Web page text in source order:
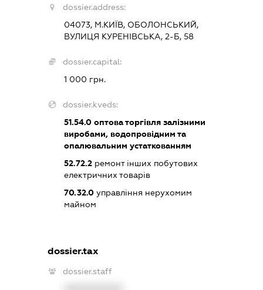
dossier.address:
04073, М.КИЇВ, ОБОЛОНСЬКИЙ,
ВУЛИЦЯ КУРЕНІВСЬКА, 2-Б, 58
dossier.capital:
1 000 грн.
dossier.kveds:
51.54.0оптова торгівля залізними
виробами, водопровідним та
опалювальним устаткованням
52.72.2ремонт інших побутових
електричних товарів
70.32.0управління нерухомим
майном
dossier.tax
dossier.staff